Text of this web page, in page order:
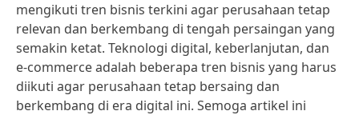
mengikuti tren bisnis terkini agar perusahaan tetap
relevan dan berkembang di tengah persaingan yang
semakin ketat. Teknologi digital, keberlanjutan, dan
e-commerce adalah beberapa tren bisnis yang harus
diikuti agar perusahaan tetap bersaing dan
berkembang di era digital ini. Semoga artikel ini